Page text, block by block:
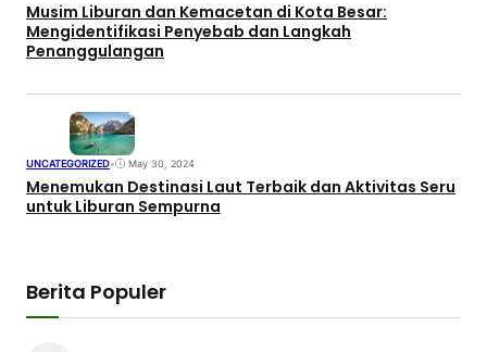
Musim Liburan dan Kemacetan di Kota Besar:
Mengidentifikasi Penyebab dan Langkah
Penanggulangan
UNCATEGORIZED• May 30, 2024
Menemukan Destinasi Laut Terbaik dan Aktivitas Seru
untuk Liburan Sempurna
Berita Populer